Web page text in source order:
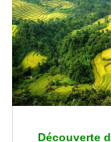
Découverte